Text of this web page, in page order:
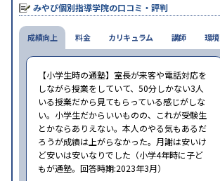
みやび個別指導学院の口コミ・評判
成績向上
【小学生時の通塾】室長が来客や電話対応を
しながら授業をしていて、50分しかない3人
いる授業だから見てもらっている感じがしな
い。小学生だからいいものの、これが受験生
とかならありえない。本人のやる気もあるだ
ろうが成績は上がらなかった。月謝は安いけ
ど安いは安いなりでした（小学4年時に子ど
もが通塾。回答時期:2023年3月）
料金 カリキュラム 講師 環境